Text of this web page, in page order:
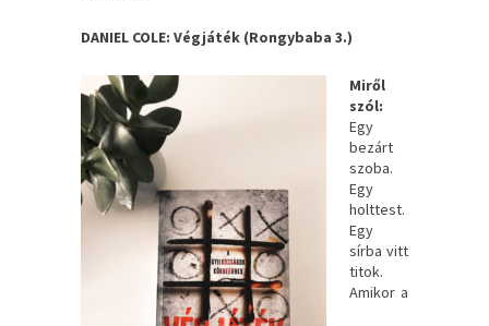
DANIEL COLE: Végjáték (Rongybaba 3.)
Miről
szól:
Egy
bezárt
szoba.
Egy
holttest.
Egy
sírba vitt
titok.
Amikor a